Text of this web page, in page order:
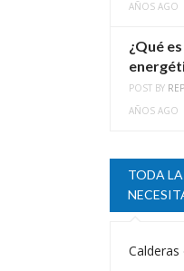
AÑOS AGO
¿Qué
POST BY
AÑOS AGO
TODA